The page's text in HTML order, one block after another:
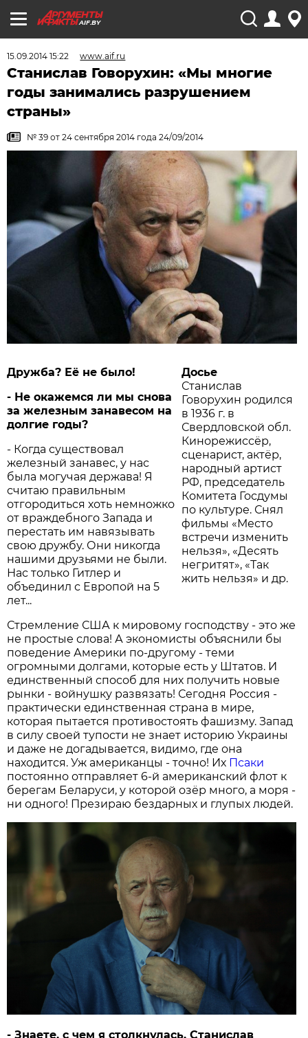
AIF.BY
15.09.2014 15:22 www.aif.ru
Станислав Говорухин: «Мы многие
годы занимались разрушением
страны»
№ 39 от 24 сентября 2014 года 24/09/2014
Досье
Станислав
Говорухин родился
в 1936 г. в
Свердловской обл.
Кинорежиссёр,
сценарист, актёр,
народный артист
РФ, председатель
Комитета Госдумы
по культуре. Снял
фильмы «Место
встречи изменить
нельзя», «Десять
негритят», «Так
жить нельзя» и др.
Дружба? Её не было!
- Не окажемся ли мы снова
за железным занавесом на
долгие годы?
- Когда существовал
железный занавес, у нас
была могучая держава! Я
считаю правильным
отгородиться хоть немножко
от враждебного Запада и
перестать им навязывать
свою дружбу. Они никогда
нашими друзьями не были.
Нас только Гитлер и
объединил с Европой на 5
лет...
Стремление США к мировому господству - это же
не простые слова! А экономисты объяснили бы
поведение Америки по-другому - теми
огромными долгами, которые есть у Штатов. И
единственный способ для них получить новые
рынки - войнушку развязать! Сегодня Россия -
практически единственная страна в мире,
которая пытается противостоять фашизму. Запад
в силу своей тупости не знает историю Украины
и даже не догадывается, видимо, где она
находится. Уж американцы - точно! Их Псаки
постоянно отправляет 6-й американский флот к
берегам Беларуси, у которой озёр много, а моря -
ни одного! Презираю бездарных и глупых людей.
- Знаете, с чем я столкнулась, Станислав